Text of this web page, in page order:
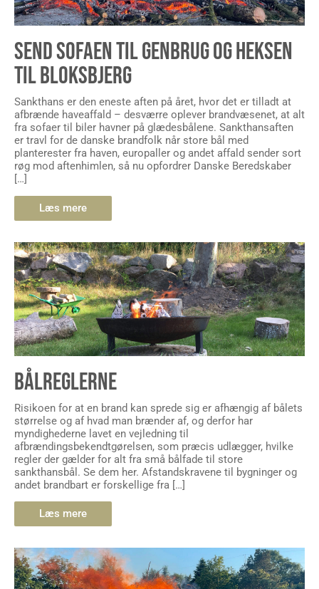
SEND SOFAEN TIL GENBRUG OG HEKSEN
TIL BLOKSBJERG
Sankthans er den eneste aften på året, hvor det er tilladt at
afbrænde haveaffald – desværre oplever brandvæsenet, at alt
fra sofaer til biler havner på glædesbålene. Sankthansaften
er travl for de danske brandfolk når store bål med
planterester fra haven, europaller og andet affald sender sort
røg mod aftenhimlen, så nu opfordrer Danske Beredskaber
[…]
Læs mere
BÅLREGLERNE
Risikoen for at en brand kan sprede sig er afhængig af bålets
størrelse og af hvad man brænder af, og derfor har
myndighederne lavet en vejledning til
afbrændingsbekendtgørelsen, som præcis udlægger, hvilke
regler der gælder for alt fra små bålfade til store
sankthansbål. Se dem her. Afstandskravene til bygninger og
andet brandbart er forskellige fra […]
Læs mere